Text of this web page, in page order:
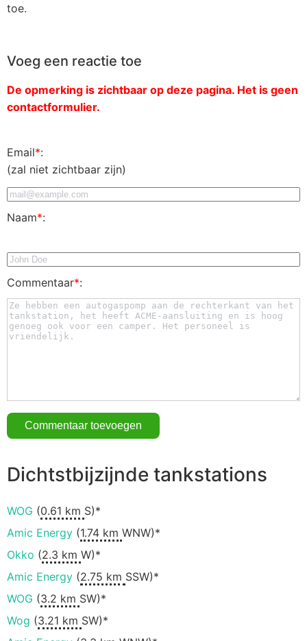
toe.
Voeg een reactie toe
De opmerking is zichtbaar op deze pagina. Het is geen
contactformulier.
Email*:
(zal niet zichtbaar zijn)
Naam*:
Commentaar*:
Dichtstbijzijnde tankstations
WOG (0.61 km S)*
Amic Energy (1.74 km WNW)*
Okko (2.3 km W)*
Amic Energy (2.75 km SSW)*
WOG (3.2 km SW)*
Wog (3.21 km SW)*